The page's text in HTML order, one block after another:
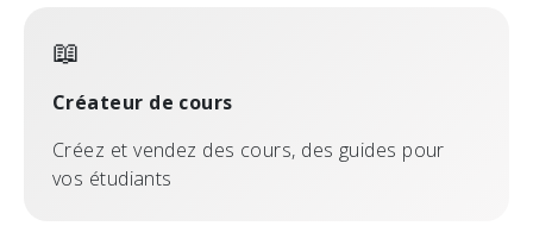
📖
Créateur de cours
Créez et vendez des cours, des guides pour
vos étudiants